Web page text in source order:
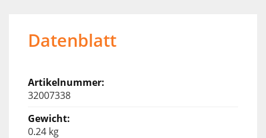
Datenblatt
32007338
0.24 kg